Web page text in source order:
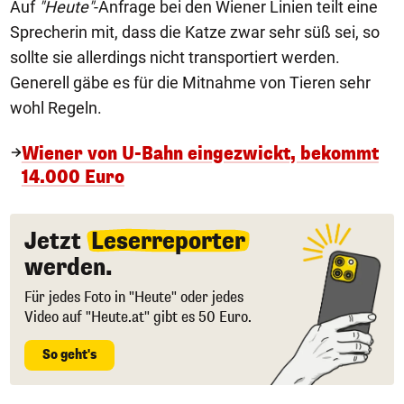
Auf "Heute"-Anfrage bei den Wiener Linien teilt eine
Sprecherin mit, dass die Katze zwar sehr süß sei, so
sollte sie allerdings nicht transportiert werden.
Generell gäbe es für die Mitnahme von Tieren sehr
wohl Regeln.
Wiener von U-Bahn eingezwickt, bekommt
14.000 Euro
Jetzt Leserreporter
werden.
Für jedes Foto in "Heute" oder jedes
Video auf "Heute.at" gibt es 50 Euro.
So geht's